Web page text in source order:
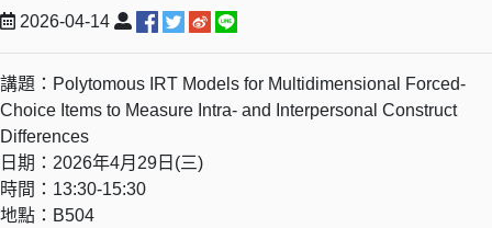
2026-04-14
講題：Polytomous IRT Models for Multidimensional Forced-
Choice Items to Measure Intra- and Interpersonal Construct
Differences
日期：2026年4月29日(三)
時間：13:30-15:30
地點：B504